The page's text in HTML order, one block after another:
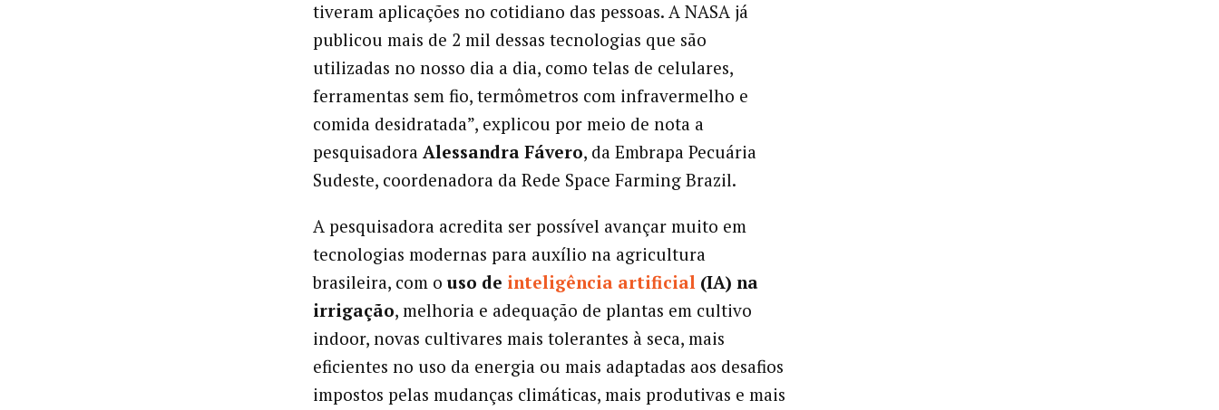
tiveram aplicações no cotidiano das pessoas. A NASA já
publicou mais de 2 mil dessas tecnologias que são
utilizadas no nosso dia a dia, como telas de celulares,
ferramentas sem fio, termômetros com infravermelho e
comida desidratada”, explicou por meio de nota a
pesquisadora Alessandra Fávero, da Embrapa Pecuária
Sudeste, coordenadora da Rede Space Farming Brazil.
A pesquisadora acredita ser possível avançar muito em
tecnologias modernas para auxílio na agricultura
brasileira, com o uso de inteligência artificial(IA) na
irrigação, melhoria e adequação de plantas em cultivo
indoor, novas cultivares mais tolerantes à seca, mais
eficientes no uso da energia ou mais adaptadas aos desafios
impostos pelas mudanças climáticas, mais produtivas e mais